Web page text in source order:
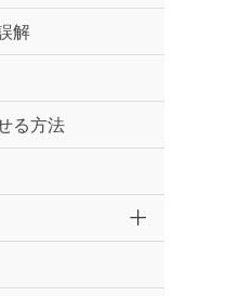
解
る方法